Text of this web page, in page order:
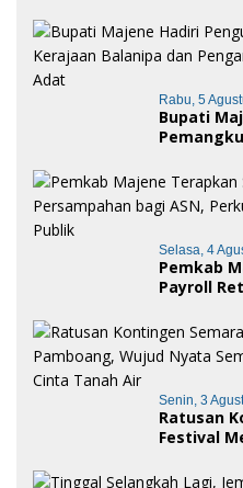
Rabu, 5
Bupati
Selasa, 4
Pemkab
Payroll
Publik
Senin, 3
Ratusan
Festival
Royong